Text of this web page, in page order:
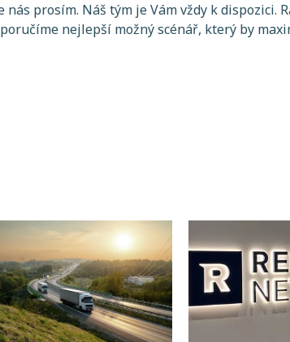
prosím. Náš tým je Vám vždy k dispozici.
nejlepší možný scénář, který by